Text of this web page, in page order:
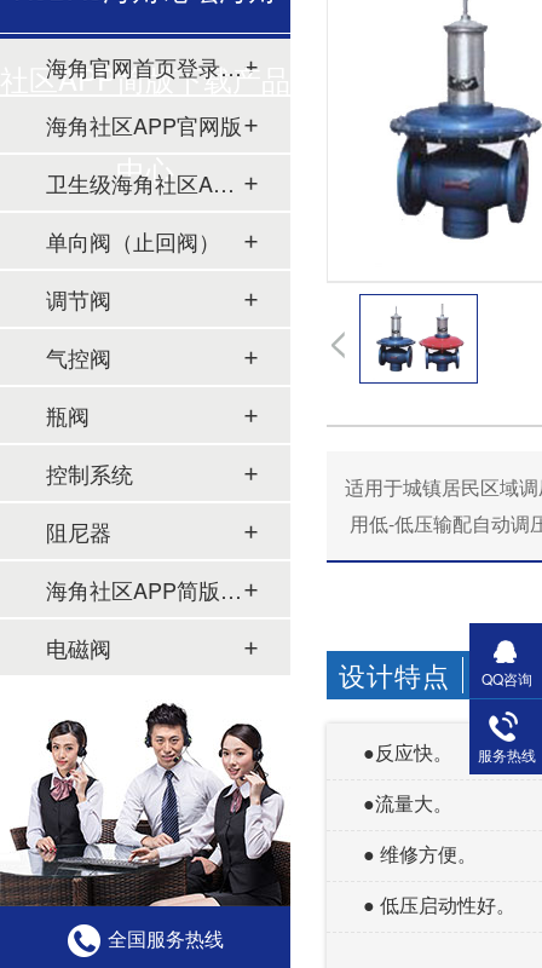
适用于城镇居民区域调
用低-低压输配自动调压
设计特点
●反应快。
●流量大。
● 维修方便。
● 低压启动性好。
社区APP简版下载产品
中心
海角官网首页登录入口
海角社区APP官网版
卫生级海角社区APP简版下载
单向阀（止回阀）
调节阀
气控阀
瓶阀
控制系统
阻尼器
海角社区APP简版下载及管件
电磁阀
全国服务热线
QQ咨询
服务热线